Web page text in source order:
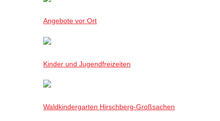
Angebote vor Ort
Kinder und Jugendfreizeiten
Waldkindergarten Hirschberg-Großsachen